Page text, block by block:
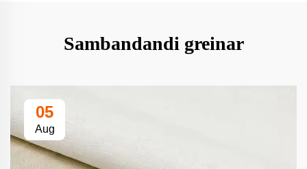
Sambandandi greinar
05
Aug